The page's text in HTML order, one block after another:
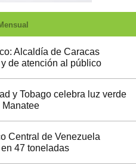
Alcaldía de Caracas
de atención al público
y Tobago celebra luz verde
Manatee
Central de Venezuela
47 toneladas